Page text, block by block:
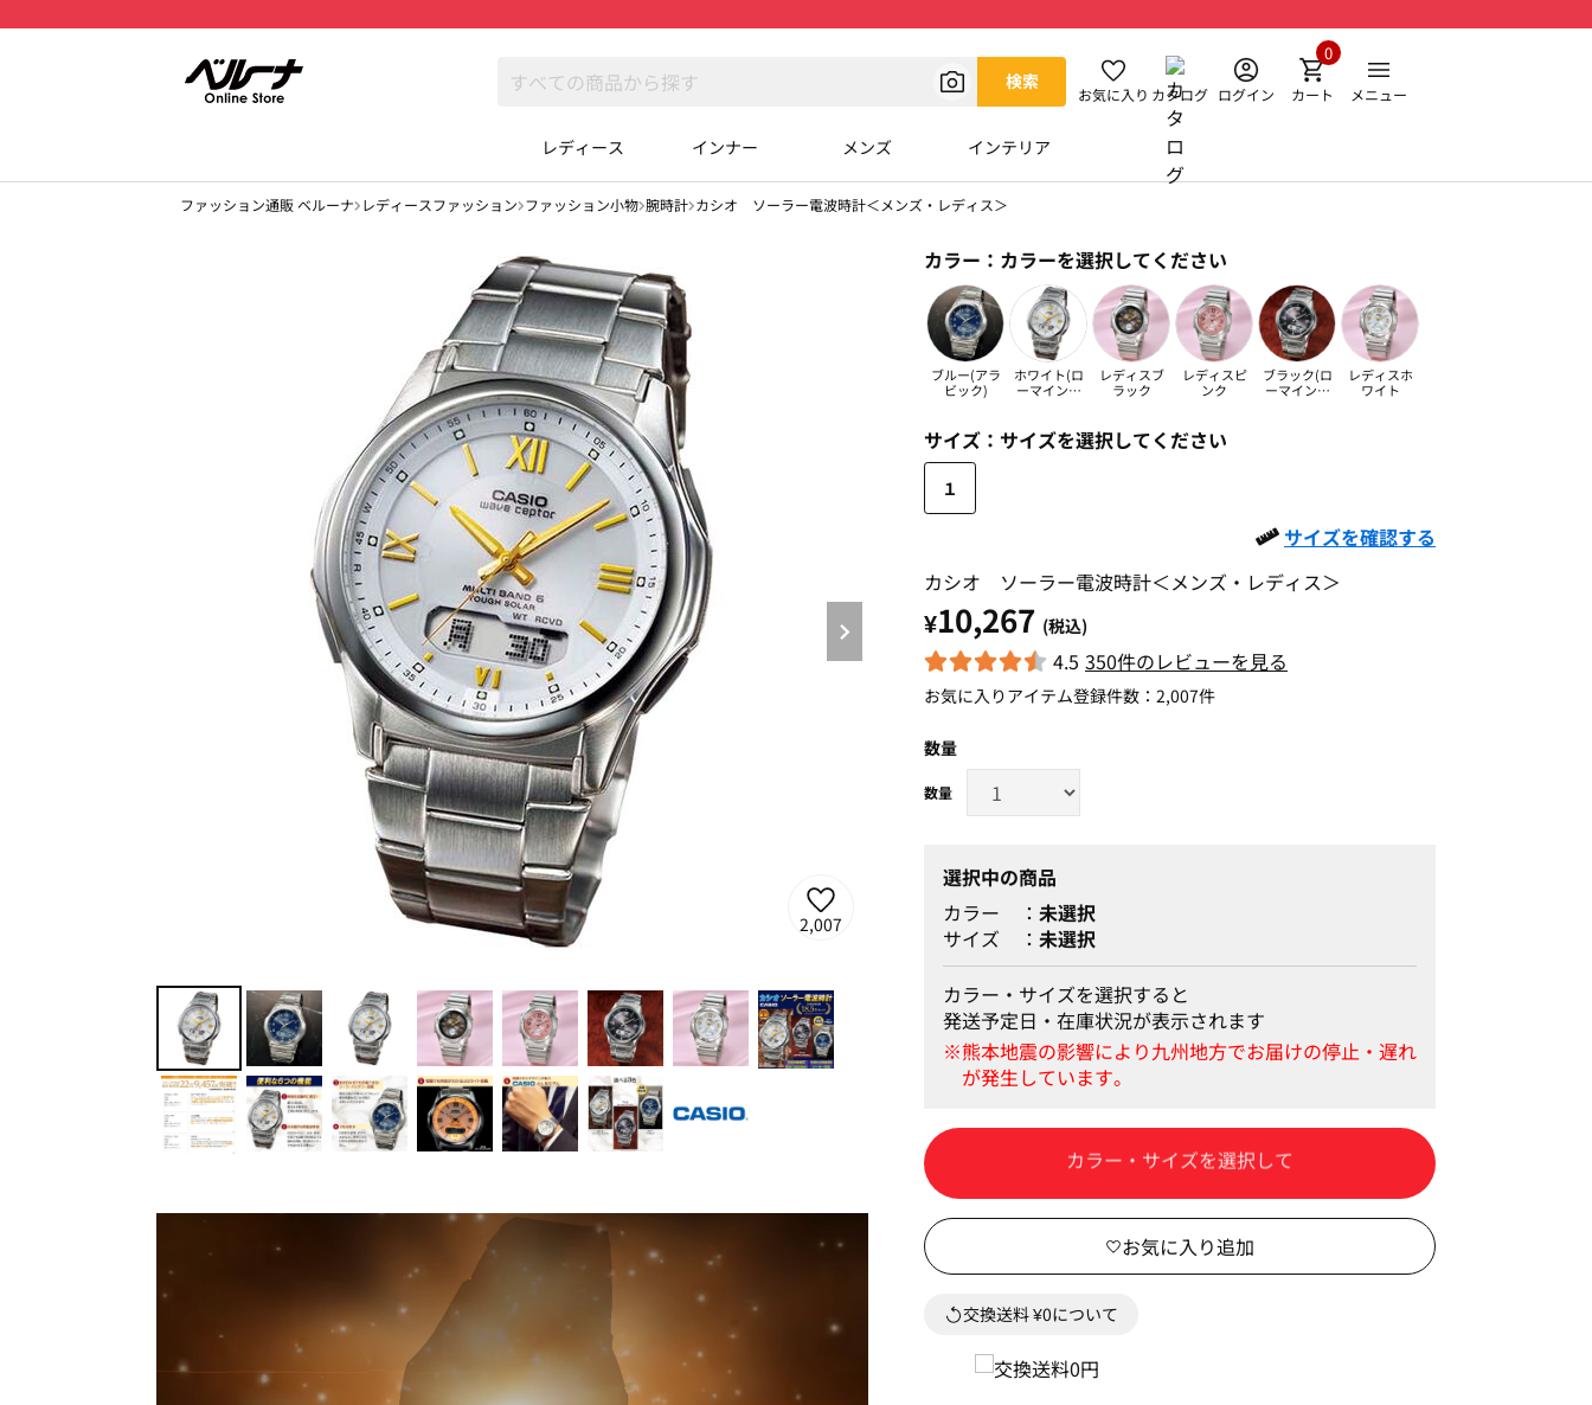
検索
お気に入り カタログ ログイン カート
0
メニュー
レディース インナー メンズ インテリア
ファッション通販 ベルーナ レディースファッション ファッション小物 腕時計 カシオ ソーラー電波時計＜メンズ・レディス＞
2,007
ブルー(アラビック)
カラー： カラーを選択してください
ブルー(アラ
ビック)
ホワイト(ロ
ーマインデ
レディスブ
ラック
レディスピ
ンク
ブラック(ロ
ーマインデ
レディスホ
ワイト
サイズ： サイズを選択してください
１
サイズを確認する
カシオ ソーラー電波時計＜メンズ・レディス＞
¥10,267 (税込)
4.5 350件のレビューを見る
お気に入りアイテム登録件数： 2,007件
数量
選択中の商品
カラー
未選択
サイズ
未選択
カラー・サイズを選択すると
発送予定日・在庫状況が表示されます
カートに入れる
交換送料 ¥0について